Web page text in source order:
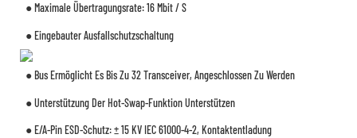
● Maximale Übertragungsrate: 16 Mbit / S
● Eingebauter Ausfallschutzschaltung
● Bus Ermöglicht Es Bis Zu 32 Transceiver, Angeschlossen Zu Werden
● Unterstützung Der Hot-Swap-Funktion Unterstützen
● E/A-Pin ESD-Schutz: ± 15 KV IEC 61000-4-2, Kontaktentladung